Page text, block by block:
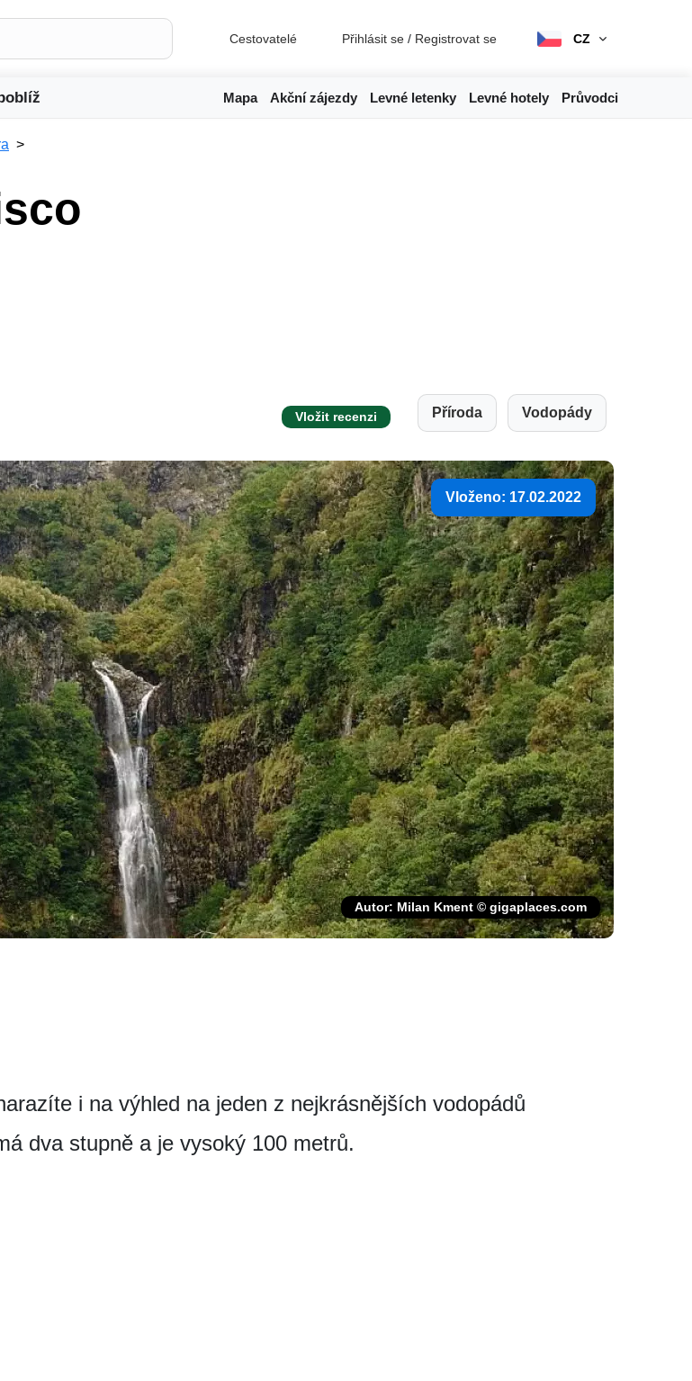
Cestovatelé Přihlásit se / Registrovat se CZ
Mapa Akční zájezdy Levné letenky Levné hotely Průvodci
Vložit recenzi Příroda Vodopády
Vloženo: 17.02.2022
Autor: Milan Kment © gigaplaces.com
i na výhled na jeden z nejkrásnějších vo­dopádů
dva stupně a je vysoký 100 metrů.